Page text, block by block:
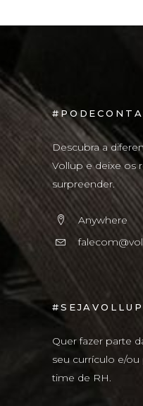
Descubra a
Vollup e deixe os
surpreender.
Anywhere
#SEJAVOLLUP
Quer fazer parte
seu currículo e/
time de RH.